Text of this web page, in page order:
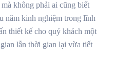
không phải ai cũng biết
năm kinh nghiệm trong lĩnh
thiết kế cho quý khách một
lẫn thời gian lại vừa tiết